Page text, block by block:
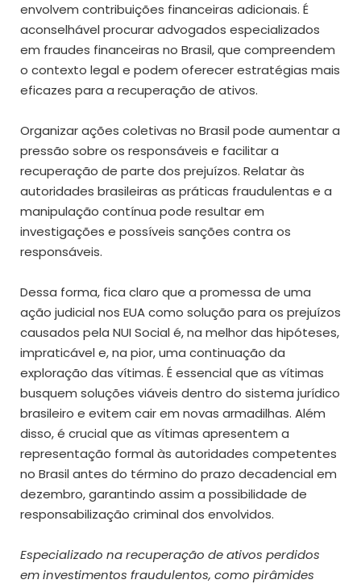
envolvem contribuições financeiras adicionais. É
aconselhável procurar advogados especializados
em fraudes financeiras no Brasil, que compreendem
o contexto legal e podem oferecer estratégias mais
eficazes para a recuperação de ativos.
Organizar ações coletivas no Brasil pode aumentar a
pressão sobre os responsáveis e facilitar a
recuperação de parte dos prejuízos. Relatar às
autoridades brasileiras as práticas fraudulentas e a
manipulação contínua pode resultar em
investigações e possíveis sanções contra os
responsáveis.
Dessa forma, fica claro que a promessa de uma
ação judicial nos EUA como solução para os prejuízos
causados pela NUI Social é, na melhor das hipóteses,
impraticável e, na pior, uma continuação da
exploração das vítimas. É essencial que as vítimas
busquem soluções viáveis dentro do sistema jurídico
brasileiro e evitem cair em novas armadilhas. Além
disso, é crucial que as vítimas apresentem a
representação formal às autoridades competentes
no Brasil antes do término do prazo decadencial em
dezembro, garantindo assim a possibilidade de
responsabilização criminal dos envolvidos.
Especializado na recuperação de ativos perdidos
em investimentos fraudulentos, como pirâmides